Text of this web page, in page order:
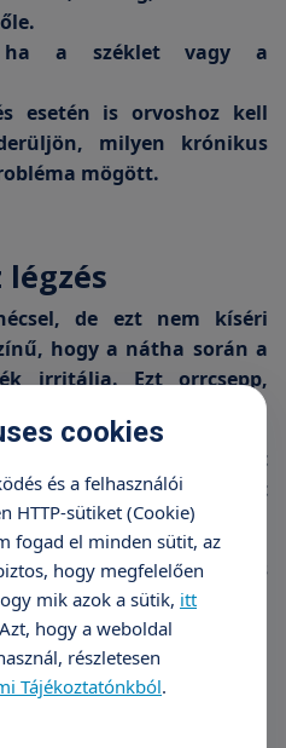
ha a széklet vagy a
esetén is orvoshoz kell
milyen krónikus
mögött.
légzés
de ezt nem kíséri
hogy a nátha során a
irritálja. Ezt orrcsepp,
köhögés esetén orvost
akkor, ha nehezített
tapasztalunk.
nem csillapodó köhögés
hogy félrenyelt, idegen
lássa orvos!
furcsa
cookies
és a felhasználói
HTTP-sütiket (Cookie)
fogad el minden sütit, az
hogy megfelelően
mik azok a sütik, itt
hogy a weboldal
részletesen
Tájékoztatónkból.